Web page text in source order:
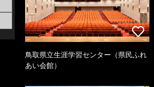
鳥取県立生涯学習センター（県民ふれ
あい会館）